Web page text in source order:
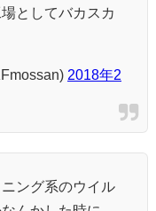
としてバカスカ
2018年2
ング系のウイル